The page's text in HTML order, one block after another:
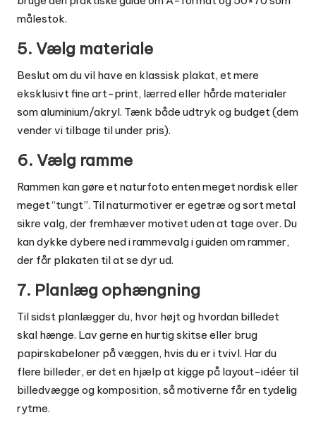
målestok.
5. Vælg materiale
Beslut om du vil have en klassisk plakat, et mere
eksklusivt fine art-print, lærred eller hårde materialer
som aluminium/akryl. Tænk både udtryk og budget (dem
vender vi tilbage til under pris).
6. Vælg ramme
Rammen kan gøre et naturfoto enten meget nordisk eller
meget “tungt”. Til naturmotiver er egetræ og sort metal
sikre valg, der fremhæver motivet uden at tage over. Du
kan dykke dybere ned i rammevalg i guidenom rammer,
der får plakaten til at se dyr ud.
7. Planlæg ophængning
Til sidst planlægger du, hvor højt og hvordan billedet
skal hænge. Lav gerne en hurtig skitse eller brug
papirskabeloner på væggen, hvis du er i tvivl. Har du
flere billeder, er det en hjælp at kigge på layout-idéer til
billedvægge og komposition, så motiverne får en tydelig
rytme.